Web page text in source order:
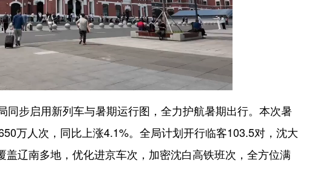
步启用新列车与暑期运行图，全力护航暑期出行。本次暑
万人次，同比上涨4.1%。全局计划开行临客103.5对，沈大
辽南多地，优化进京车次，加密沈白高铁班次，全方位满